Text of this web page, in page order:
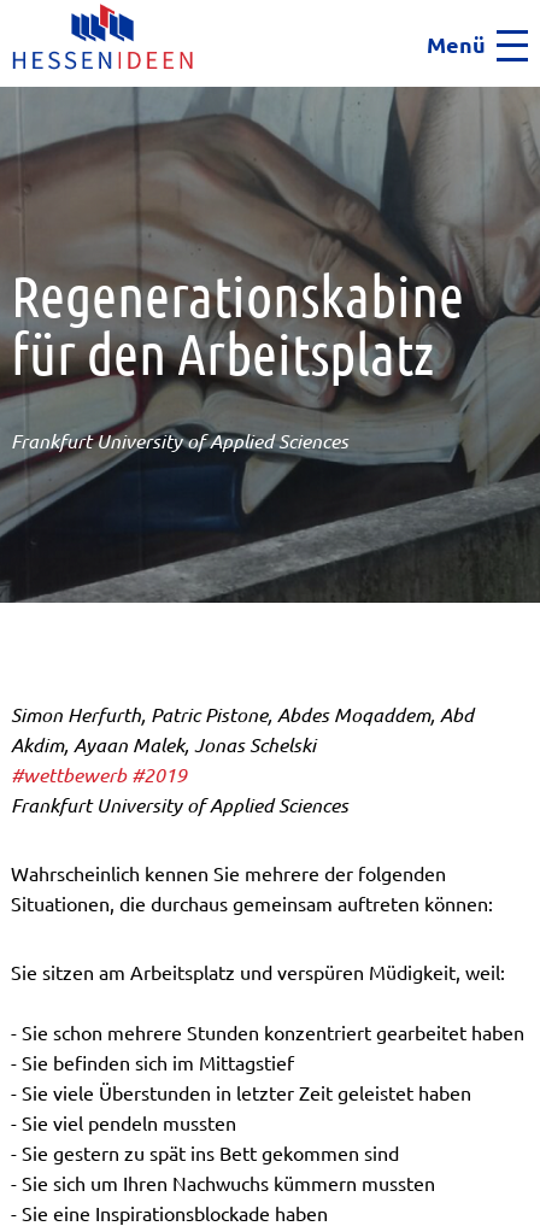
Menü
Regenerationskabine
für den Arbeitsplatz
Frankfurt University of Applied Sciences
Simon Herfurth, Patric Pistone, Abdes Moqaddem, Abd
Akdim, Ayaan Malek, Jonas Schelski
#wettbewerb #2019
Frankfurt University of Applied Sciences
Wahrscheinlich kennen Sie mehrere der folgenden
Situationen, die durchaus gemeinsam auftreten können:
Sie sitzen am Arbeitsplatz und verspüren Müdigkeit, weil:
- Sie schon mehrere Stunden konzentriert gearbeitet haben
- Sie befinden sich im Mittagstief
- Sie viele Überstunden in letzter Zeit geleistet haben
- Sie viel pendeln mussten
- Sie gestern zu spät ins Bett gekommen sind
- Sie sich um Ihren Nachwuchs kümmern mussten
- Sie eine Inspirationsblockade haben